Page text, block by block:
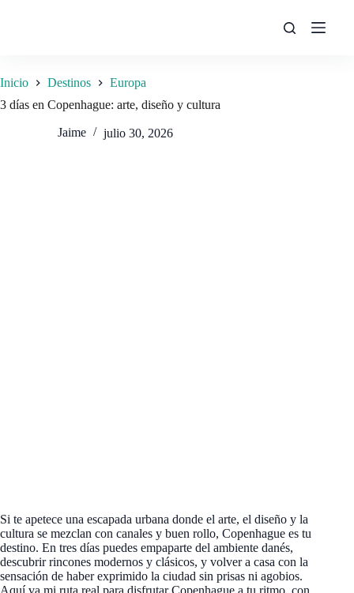
Inicio Destinos
Europa
3 días en Copenhague: arte, diseño y cultura
Jaime julio 30, 2026
Si te apetece una escapada urbana donde el arte, el diseño y la
cultura se mezclan con canales y buen rollo, Copenhague es tu
destino. En tres días puedes empaparte del ambiente danés,
descubrir rincones modernos y clásicos, y volver a casa con la
sensación de haber exprimido la ciudad sin prisas ni agobios.